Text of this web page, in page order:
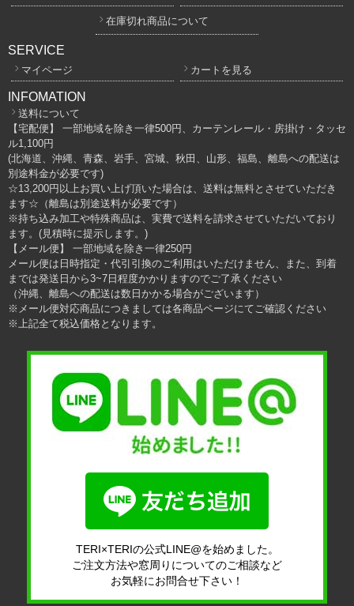
在庫切れ商品について
SERVICE
マイページ カートを見る
INFOMATION
送料について
【宅配便】 一部地域を除き一律500円、カーテンレール・房掛け・タッセ
ル1,100円
(北海道、沖縄、青森、岩手、宮城、秋田、山形、福島、離島への配送は
別途料金が必要です)
☆13,200円以上お買い上げ頂いた場合は、送料は無料とさせていただき
ます☆（離島は別途送料が必要です）
※持ち込み加工や特殊商品は、実費で送料を請求させていただいており
ます。(見積時に提示します。)
【メール便】 一部地域を除き一律250円
メール便は日時指定・代引引換のご利用はいただけません、また、到着
までは発送日から3~7日程度かかりますのでご了承ください
（沖縄、離島への配送は数日かかる場合がございます）
※メール便対応商品につきましては各商品ページにてご確認ください
※上記全て税込価格となります。
TERI×TERIの公式LINE@を始めました。
ご注文方法や窓周りについてのご相談など
お気軽にお問合せ下さい！